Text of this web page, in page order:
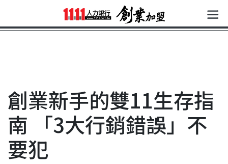
創業新手的雙11生存指
南 「3大行銷錯誤」不
要犯